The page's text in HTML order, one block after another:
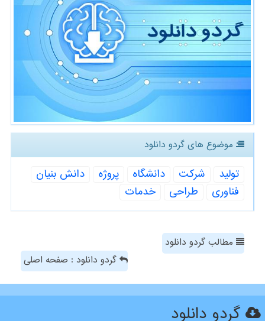
موضوع های گردو دانلود
تولید شركت دانشگاه پروژه
دانش بنیان
فناوری
طراحی خدمات
مطالب گردو دانلود
گردو دانلود : صفحه اصلی
گردو دانلود